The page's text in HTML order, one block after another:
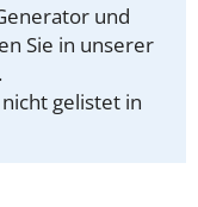
und
Sie in unserer
gelistet in